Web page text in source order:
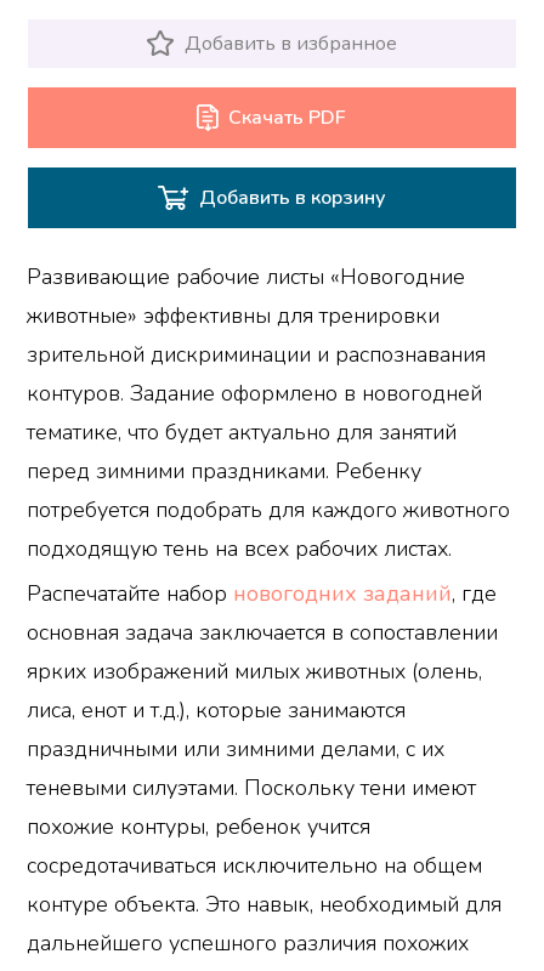
Добавить в избранное
Скачать PDF
Добавить в корзину
Развивающие рабочие листы «Новогодние
животные» эффективны для тренировки
зрительной дискриминации и распознавания
контуров. Задание оформлено в новогодней
тематике, что будет актуально для занятий
перед зимними праздниками. Ребенку
потребуется подобрать для каждого животного
подходящую тень на всех рабочих листах.
Распечатайте набор новогодних заданий, где
основная задача заключается в сопоставлении
ярких изображений милых животных (олень,
лиса, енот и т.д.), которые занимаются
праздничными или зимними делами, с их
теневыми силуэтами. Поскольку тени имеют
похожие контуры, ребенок учится
сосредотачиваться исключительно на общем
контуре объекта. Это навык, необходимый для
дальнейшего успешного различия похожих